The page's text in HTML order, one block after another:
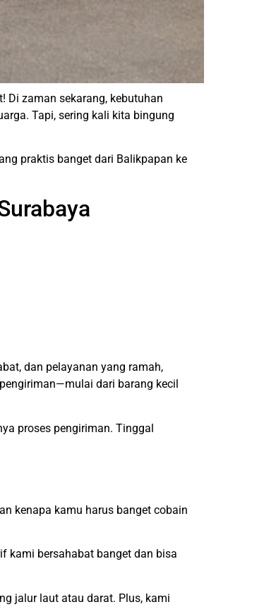
Di zaman sekarang, kebutuhan
Tapi, sering kali kita bingung
praktis banget dari Balikpapan ke
dan pelayanan yang ramah,
dari barang kecil
proses pengiriman. Tinggal
kenapa kamu harus banget cobain
kami bersahabat banget dan bisa
jalur laut atau darat. Plus, kami